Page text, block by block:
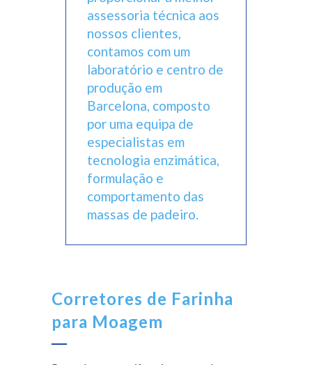
assessoria técnica aos
nossos clientes,
contamos com um
laboratório e centro de
produção em
Barcelona, composto
por uma equipa de
especialistas em
tecnologia enzimática,
formulação e
comportamento das
massas de padeiro.
Corretores de Farinha
para Moagem